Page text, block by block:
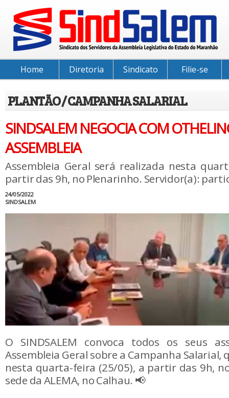
Home Diretoria Sindicato Filie-se
PLANTÃO / CAMPANHA SALARIAL
SINDSALEM NEGOCIA COM
ASSEMBLEIA
Assembleia Geral será realizada nesta
partir das 9h, no Plenarinho. Servidor(a):
24/05/2022
SINDSALEM
O SINDSALEM convoca todos os seus
Assembleia Geral sobre a Campanha Salarial,
nesta quarta-feira (25/05), a partir das 9h,
sede da ALEMA, no Calhau. 📢